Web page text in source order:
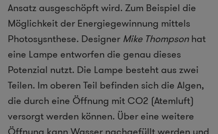
Ansatz ausgeschöpft wird. Zum Beispiel die
Möglichkeit der Energiegewinnung mittels
Photosysnthese. Designer Mike Thompsonhat
eine Lampe entworfen die genau dieses
Potenzial nutzt. Die Lampe besteht aus zwei
Teilen. Im oberen Teil befinden sich die Algen,
die durch eine Öffnung mit CO2 (Atemluft)
versorgt werden können. Über eine weitere